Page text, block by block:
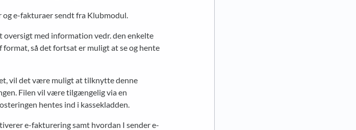
og e-fakturaer sendt fra Klubmodul.
oversigt med information vedr. den enkelte
så det fortsat er muligt at se og hente
vil det være muligt at tilknytte denne
Filen vil være tilgængelig via en
hentes ind i kassekladden.
e-fakturering samt hvordan I sender e-